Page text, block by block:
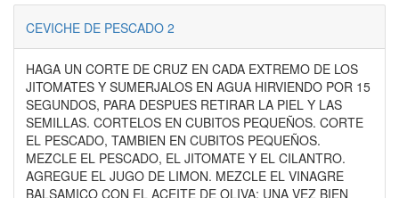
CEVICHE DE PESCADO 2
HAGA UN CORTE DE CRUZ EN CADA EXTREMO DE LOS
JITOMATES Y SUMERJALOS EN AGUA HIRVIENDO POR 15
SEGUNDOS, PARA DESPUES RETIRAR LA PIEL Y LAS
SEMILLAS. CORTELOS EN CUBITOS PEQUEÑOS. CORTE
EL PESCADO, TAMBIEN EN CUBITOS PEQUEÑOS.
MEZCLE EL PESCADO, EL JITOMATE Y EL CILANTRO.
AGREGUE EL JUGO DE LIMON. MEZCLE EL VINAGRE
BALSAMICO CON EL ACEITE DE OLIVA; UNA VEZ BIEN